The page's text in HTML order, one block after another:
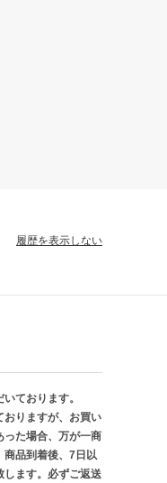
履歴を表示しない
ております。
おりますが、お買い
った場合、万が一商
商品到着後、7日以
します。必ずご返送